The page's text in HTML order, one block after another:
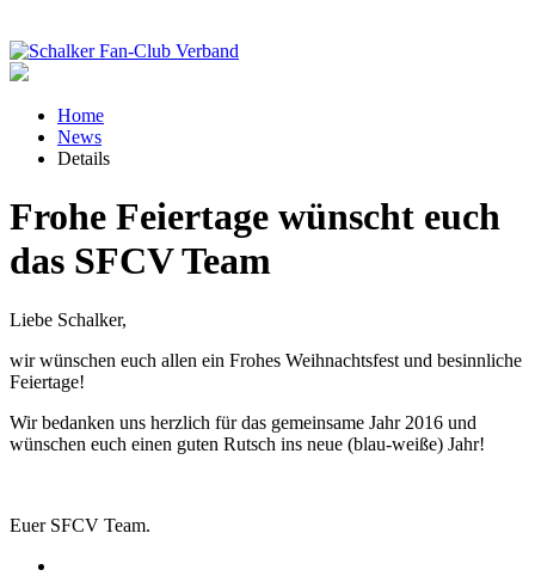
Home
News
Details
Frohe Feiertage wünscht euch
das SFCV Team
Liebe Schalker,
wir wünschen euch allen ein Frohes Weihnachtsfest und besinnliche
Feiertage!
Wir bedanken uns herzlich für das gemeinsame Jahr 2016 und
wünschen euch einen guten Rutsch ins neue (blau-weiße) Jahr!
Euer SFCV Team.